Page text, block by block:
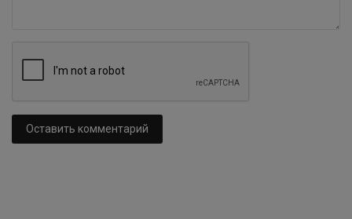
Оставить комментарий